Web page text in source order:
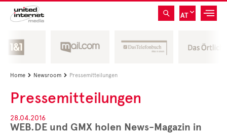
AT
Home  Newsroom  Pressemitteilungen
Pressemitteilungen
28.04.2016
WEB.DE und GMX holen News-Magazin in